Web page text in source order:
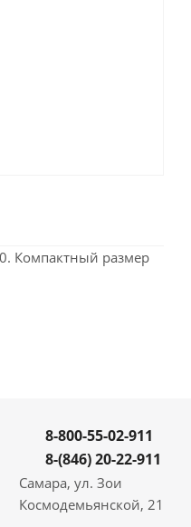
Компактный размер
8-800-55-02-911
8-(846) 20-22-911
Самара, ул. Зои
Космодемьянской, 21